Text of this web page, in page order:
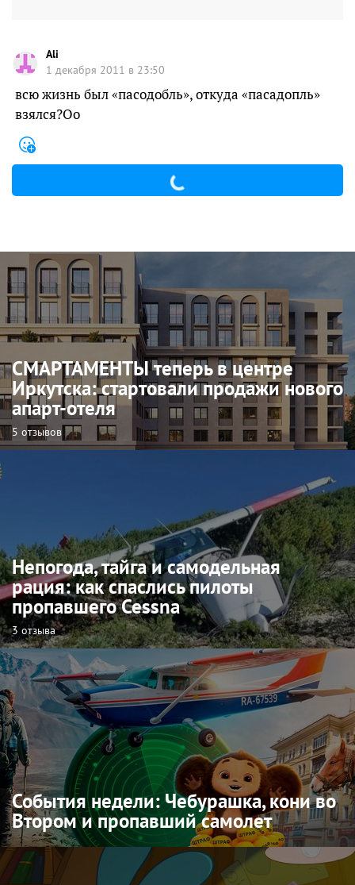
Ali
1 декабря 2011 в 23:50
всю жизнь был «пасодобль», откуда «пасадопль»
взялся?Оо
СМАРТАМЕНТЫ теперь в центре
Иркутска: стартовали продажи нового
апарт-отеля
5 отзывов
Непогода, тайга и самодельная
рация: как спаслись пилоты
пропавшего Cessna
3 отзыва
События недели: Чебурашка, кони во
Втором и пропавший самолет